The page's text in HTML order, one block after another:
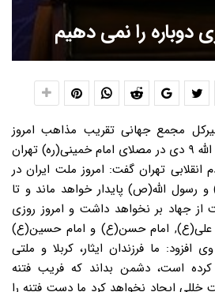
دوباره را نمی دهیم
مجمع جهانی تقریب مذاهب امروز
(شنبه ۹ دی) در سالروز یوم الله ۹ دی در مصلای امام خمینی(ره) تهران
تهران گفت: امروز ملت ایران در
الله(ص) پایدار خواهد ماند و تا
از جهاد بر نخواهد داشت و امروز روزی
علی(ع), امام حسن(ع) و امام حسین(ع)
افزود: ما فرزندان ایثار، کربلا و ملتی
ایثار کرده است، دشمن بداند که فریب فتنه
خللی ایجاد نخواهد کرد ما دست فتنه را